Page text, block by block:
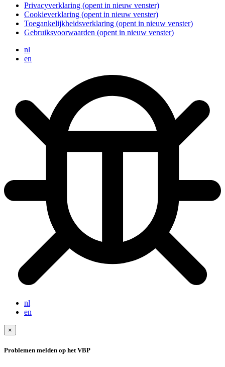
Privacyverklaring (opent in nieuw venster)
Cookieverklaring (opent in nieuw venster)
Toegankelijkheidsverklaring (opent in nieuw venster)
Gebruiksvoorwaarden (opent in nieuw venster)
nl
en
nl
en
×
Problemen melden op het VBP